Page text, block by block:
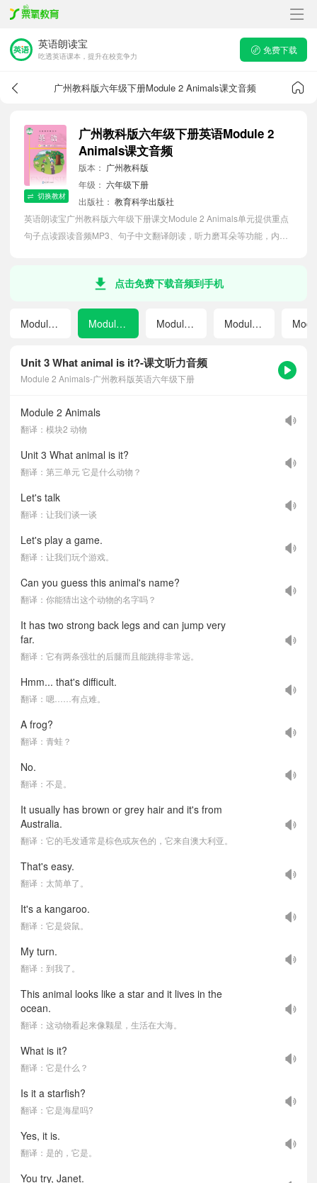
英语朗读宝
吃透英语课本，提升在校竞争力
免费下载
广州教科版六年级下册Module 2 Animals课文音频
切换教材
广州教科版六年级下册英语Module 2
Animals课文音频
版本： 广州教科版
年级： 六年级下册
出版社： 教育科学出版社
英语朗读宝广州教科版六年级下册课文Module 2 Animals单元提供重点
句子点读跟读音频MP3、句子中文翻译朗读，听力磨耳朵等功能，内容
点击免费下载音频到手机
Unit 3 What animal is it?-课文听力音频
Module 2 Animals-广州教科版英语六年级下册
Module 2 Animals
翻译：模块2 动物
Unit 3 What animal is it?
翻译：第三单元 它是什么动物？
Let's talk
翻译：让我们谈一谈
Let's play a game.
翻译：让我们玩个游戏。
Can you guess this animal's name?
翻译：你能猜出这个动物的名字吗？
It has two strong back legs and can jump very
far.
翻译：它有两条强壮的后腿而且能跳得非常远。
Hmm... that's difficult.
翻译：嗯……有点难。
A frog?
翻译：青蛙？
No.
翻译：不是。
It usually has brown or grey hair and it's from
Australia.
翻译：它的毛发通常是棕色或灰色的，它来自澳大利亚。
That's easy.
翻译：太简单了。
It's a kangaroo.
翻译：它是袋鼠。
My turn.
翻译：到我了。
This animal looks like a star and it lives in the
ocean.
翻译：这动物看起来像颗星，生活在大海。
What is it?
翻译：它是什么？
Is it a starfish?
翻译：它是海星吗?
Yes, it is.
翻译：是的，它是。
You try, Janet.
Module 1 Stories Module 2 Animals Module 3 Famous people Module 4 Good manners